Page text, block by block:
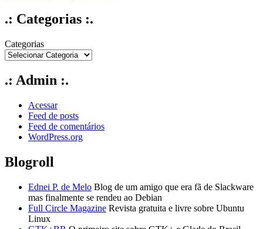
.: Categorias :.
Categorias
.: Admin :.
Acessar
Feed de posts
Feed de comentários
WordPress.org
Blogroll
Ednei P. de Melo Blog de um amigo que era fã de Slackware
mas finalmente se rendeu ao Debian
Full Circle Magazine Revista gratuita e livre sobre Ubuntu
Linux